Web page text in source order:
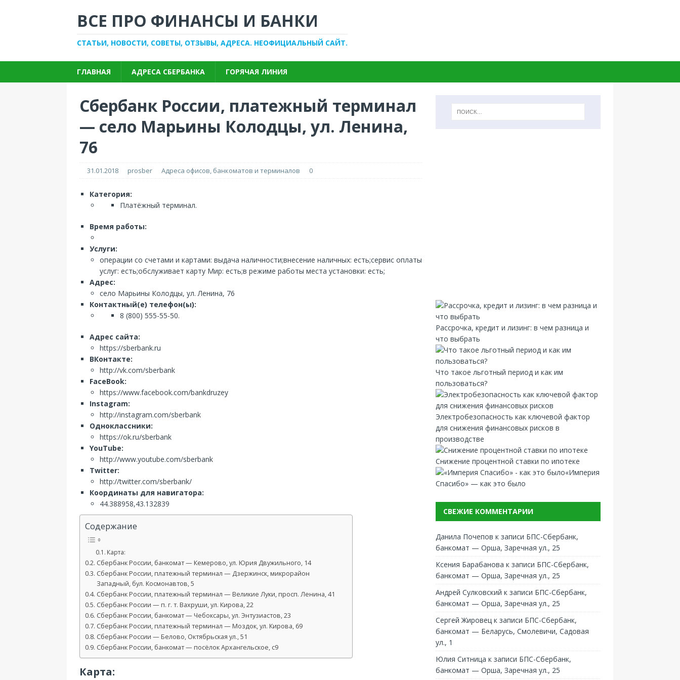
ВСЕ ПРО ФИНАНСЫ И БАНКИ
СТАТЬИ, НОВОСТИ, СОВЕТЫ, ОТЗЫВЫ, АДРЕСА. НЕОФИЦИАЛЬНЫЙ САЙТ.
ГЛАВНАЯ АДРЕСА СБЕРБАНКА ГОРЯЧАЯ ЛИНИЯ
Сбербанк России, платежный терминал
— село Марьины Колодцы, ул. Ленина,
76
31.01.2018 prosber Адреса офисов, банкоматов и терминалов 0
Категория:
Платёжный терминал.
Время работы:
Услуги:
операции со счетами и картами: выдача наличности;внесение наличных: есть;сервис оплаты
услуг: есть;обслуживает карту Мир: есть;в режиме работы места установки: есть;
Адрес:
село Марьины Колодцы, ул. Ленина, 76
Контактный(е) телефон(ы):
8 (800) 555-55-50.
Адрес сайта:
https://sberbank.ru
ВКонтакте:
http://vk.com/sberbank
FaceBook:
https://www.facebook.com/bankdruzey
Instagram:
http://instagram.com/sberbank
Одноклассники:
https://ok.ru/sberbank
YouTube:
http://www.youtube.com/sberbank
Twitter:
http://twitter.com/sberbank/
Координаты для навигатора:
44.388958,43.132839
Содержание
Карта:
Сбербанк России, банкомат — Кемерово, ул. Юрия Двужильного, 14
Сбербанк России, платежный терминал — Дзержинск, микрорайон
Западный, бул. Космонавтов, 5
Сбербанк России, платежный терминал — Великие Луки, просп. Ленина, 41
Сбербанк России — п. г. т. Вахруши, ул. Кирова, 22
Сбербанк России, банкомат — Чебоксары, ул. Энтузиастов, 23
Сбербанк России, платежный терминал — Моздок, ул. Кирова, 69
Сбербанк России — Белово, Октябрьская ул., 51
Сбербанк России, банкомат — посёлок Архангельское, с9
Карта:
Рассрочка, кредит и лизинг: в чем разница и
что выбрать
Что такое льготный период и как им
пользоваться?
Электробезопасность как ключевой фактор
для снижения финансовых рисков в
производстве
Снижение процентной ставки по ипотеке
«Империя
Спасибо» — как это было
СВЕЖИЕ КОММЕНТАРИИ
Данила Почепов к записи БПС-Сбербанк,
банкомат — Орша, Заречная ул., 25
Ксения Барабанова к записи БПС-Сбербанк,
банкомат — Орша, Заречная ул., 25
Андрей Сулковский к записи БПС-Сбербанк,
банкомат — Орша, Заречная ул., 25
Сергей Жировец к записи БПС-Сбербанк,
банкомат — Беларусь, Смолевичи, Садовая
ул., 1
Юлия Ситница к записи БПС-Сбербанк,
банкомат — Орша, Заречная ул., 25